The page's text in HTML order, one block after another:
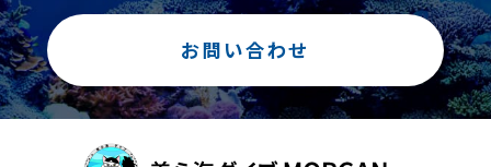
お問い合わせ